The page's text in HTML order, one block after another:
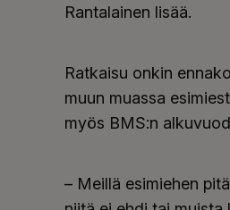
Rantalainen lisää.
Ratkaisu onkin
muun muassa
myös BMS:n
– Meillä esimiehen